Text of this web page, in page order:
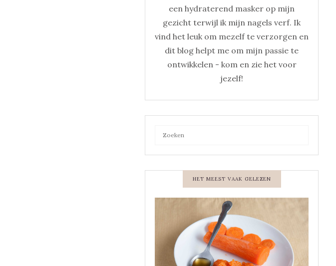
een hydraterend masker op mijn
gezicht terwijl ik mijn nagels verf. Ik
vind het leuk om mezelf te verzorgen en
dit blog helpt me om mijn passie te
ontwikkelen - kom en zie het voor
jezelf!
HET MEEST VAAK GELEZEN